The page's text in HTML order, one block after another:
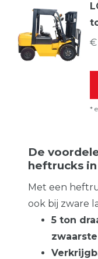
€
*
De
heftrucks
Met een
ook bij zware
5 ton